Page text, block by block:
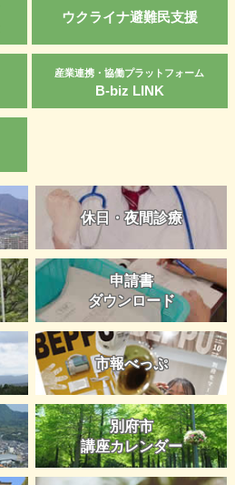
ウクライナ避難民支援
産業連携・協働プラットフォーム
B-biz LINK
休日・夜間診療
申請書
ダウンロード
市報べっぷ
別府市
講座カレンダー